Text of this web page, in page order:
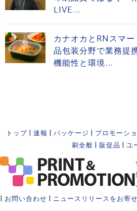
LIVE...
カナオカとRNスマ
品包装分野で業務
機能性と環境...
トップ 速報 パッケージ プロモーシ
刷全般
販促品 ユ
お問い合わせ ニュースリリースをお寄